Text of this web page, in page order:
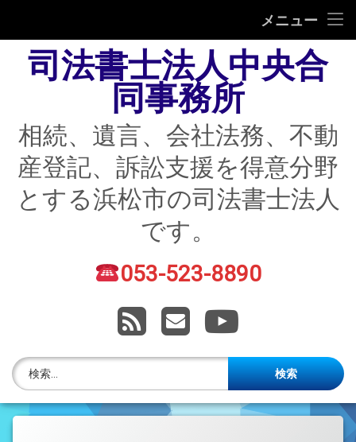
メニュー
相続
不動産登記
債務整理
住宅ローン返済にお困りの方
賃貸トラブル
株主名簿管理人
ご相談について
司法書士法人中央合
同事務所
相続、遺言、会社法務、不動
産登記、訴訟支援を得意分野
とする浜松市の司法書士法人
です。
電話番号: 053-523-8890
RSSメールアドレス
YouTube
検索: